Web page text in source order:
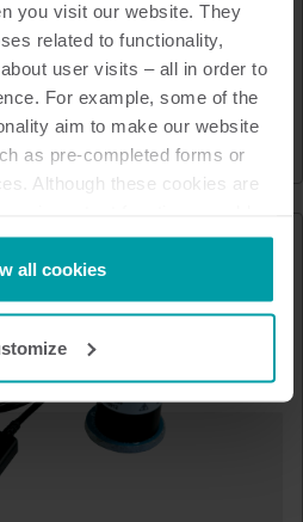
you visit our website. They
related to functionality,
user visits – all in order to
For example, some of the
aim to make our website
as pre-completed forms or
Although these cookies are
party cookies. A third-party
other than us, such as
or withdraw your consent
here
all cookies
2C